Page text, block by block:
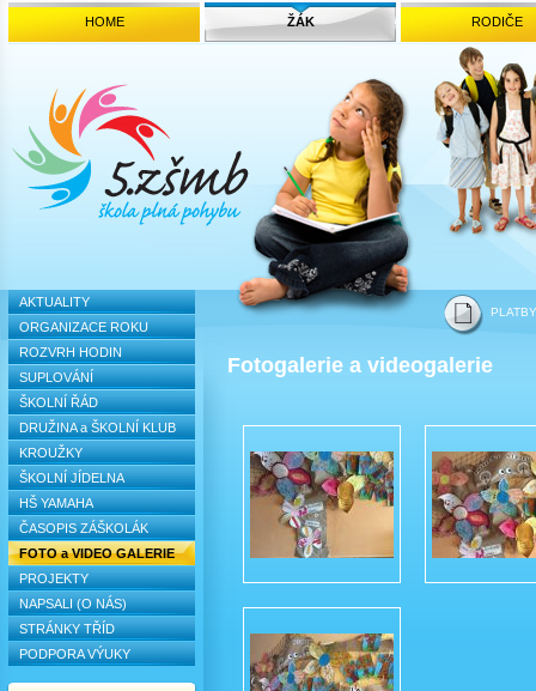
HOME ŽÁK RODIČE
PLATBY
AKTUALITY
ORGANIZACE ROKU
ROZVRH HODIN
SUPLOVÁNÍ
ŠKOLNÍ ŘÁD
DRUŽINA a ŠKOLNÍ KLUB
KROUŽKY
ŠKOLNÍ JÍDELNA
HŠ YAMAHA
ČASOPIS ZÁŠKOLÁK
FOTO a VIDEO GALERIE
PROJEKTY
NAPSALI (O NÁS)
STRÁNKY TŘÍD
PODPORA VÝUKY
Fotogalerie a videogalerie